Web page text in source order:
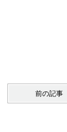
前の記事